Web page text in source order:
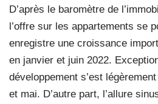
D’après le baromètre de
l’offre sur les appartements se
enregistre une croissance
en janvier et juin 2022.
développement s’est
et mai. D’autre part, l’allure